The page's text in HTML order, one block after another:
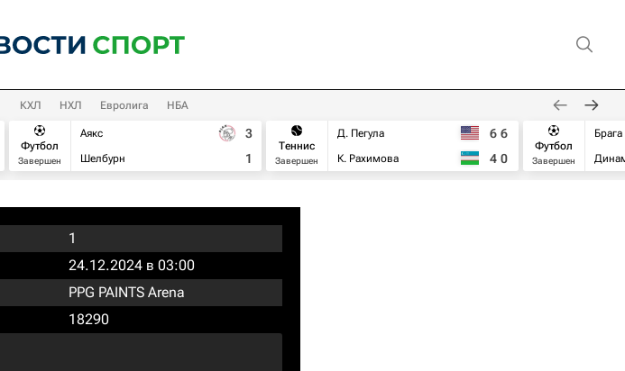
КХЛ НХЛ Евролига НБА
Футбол
Завершен
Аякс
Шелбурн
3
1
Теннис
Завершен
Д. Пегула
К. Рахимова
6 6
4 0
Футбол
Завершен
Брага
1
24.12.2024 в 03:00
PPG PAINTS Arena
18290